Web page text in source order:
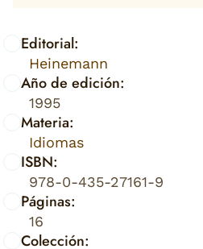
Editorial:
Heinemann
Año de edición:
1995
Materia:
Idiomas
ISBN:
978-0-435-27161-9
Páginas:
16
Colección: